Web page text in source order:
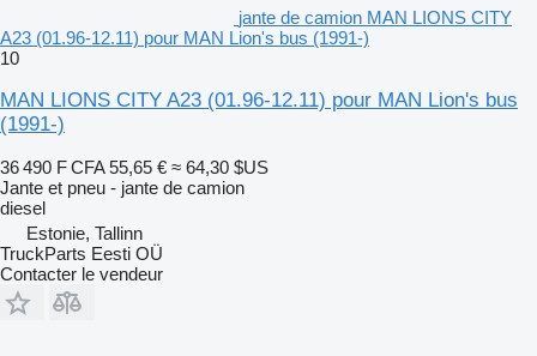
jante de camion MAN LIONS CITY
A23 (01.96-12.11) pour MAN Lion's bus (1991-)
10
MAN LIONS CITY A23 (01.96-12.11) pour MAN Lion's bus
(1991-)
36 490 F CFA 55,65 € ≈ 64,30 $US
Jante et pneu - jante de camion
diesel
Estonie, Tallinn
TruckParts Eesti OÜ
Contacter le vendeur